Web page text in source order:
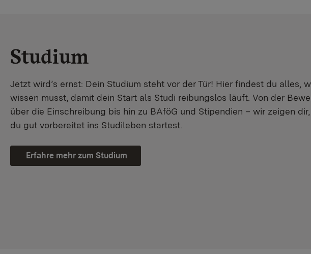
Studium
Jetzt wird’s ernst: Dein Studium steht vor der Tür! Hier findest du alles,
wissen musst, damit dein Start als Studi reibungslos läuft. Von der
über die Einschreibung bis hin zu BAföG und Stipendien – wir zeigen
du gut vorbereitet ins Studileben startest.
Erfahre mehr zum Studium